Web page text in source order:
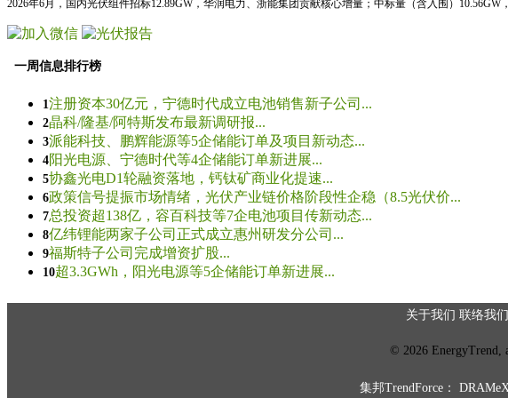
2026年6月，国内光伏组件招标12.89GW，华润电力、浙能集团贡献核心增量；中标量（含入围）
一周信息排行榜
1注册资本30亿元，宁德时代成立电池销售新子公司...
2晶科/隆基/阿特斯发布最新调研报...
3派能科技、鹏辉能源等5企储能订单及项目新动态...
4阳光电源、宁德时代等4企储能订单新进展...
5协鑫光电D1轮融资落地，钙钛矿商业化提速...
6政策信号提振市场情绪，光伏产业链价格阶段性企稳（8.5光伏价...
7总投资超138亿，容百科技等7企电池项目传新动态...
8亿纬锂能两家子公司正式成立惠州研发分公司...
9福斯特子公司完成增资扩股...
10超3.3GWh，阳光电源等5企储能订单新进展...
关于我们 联络我们
© 2026 EnergyTrend,
集邦TrendForce：